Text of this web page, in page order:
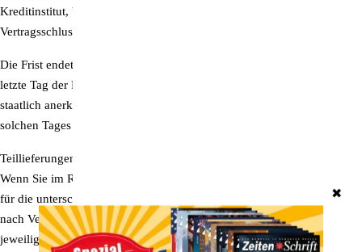
Kreditinstitut, bei anderen Zahlungsarten einen Tag nach
Vertragsschluss zu laufen.
Die Frist endet mit dem Ablauf des letzten Tages der Frist. Fällt der
letzte Tag der Frist auf einen Samstag, Sonntag oder einen am Lieferort
staatlich anerkannten allgemeinen Feiertag, so tritt an die Stelle eines
solchen Tages der nächste Werktag.
Teillieferungen
Wenn Sie im Rahmen einer Bestellung mehrere Artikel bestellt haben
für die unterschiedliche Lieferzeiten gelten, versenden wir die Ware je
nach Verfügbarkeit in mehreren Teilsendungen. Es gelten die für den
jeweiligen Artikel angegebenen Lieferzeiten. Zusätzliche
✖